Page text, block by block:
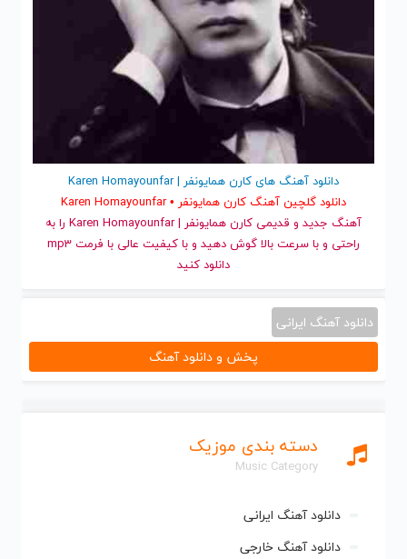
دسته بندی موزیک
Music Category
دانلود آهنگ ایرانی
دانلود آهنگ خارجی
دانلود آهنگ های کارن همایونفر | Karen Homayounfar
دانلود گلچین آهنگ کارن همایونفر • Karen Homayounfar
آهنگ جدید
و قدیمی کارن همایونفر | Karen Homayounfar را به
راحتی و با سرعت بالا گوش دهید و با کیفیت عالی با فرمت mp3
دانلود کنید
دانلود آهنگ ایرانی
پخش و دانلود آهنگ